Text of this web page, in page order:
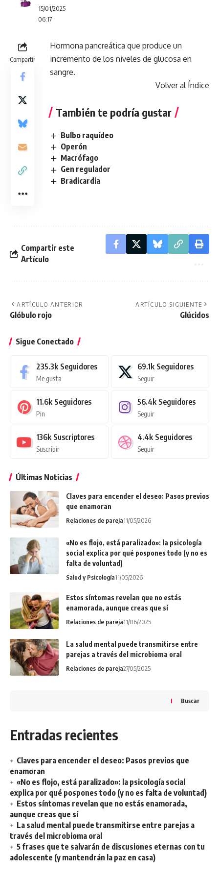
15/01/2025
06:17
Compartir
Hormona pancreática que produce un
incremento de los niveles de glucosa en
sangre.
Volver al Índice
También te podría gustar
Bulbo raquídeo
Operón
Macrófago
Gen regulador
Bradicardia
Compartir este
Artículo
ARTÍCULO ANTERIOR
Glóbulo rojo
ARTÍCULO SIGUIENTE
Glúcidos
Sigue Conectado
235.3k Seguidores
Me gusta
69.1k Seguidores
Seguir
11.6k Seguidores
Pin
56.4k Seguidores
Seguir
136k Suscriptores
Suscribir
4.4k Seguidores
Seguir
Últimas Noticias
Claves para encender el deseo: Pasos previos
que enamoran
Relaciones de pareja11/05/2026
«No es flojo, está paralizado»: la psicología
social explica por qué pospones todo (y no es
falta de voluntad)
Salud y Psicología11/05/2026
Estos síntomas revelan que no estás
enamorada, aunque creas que sí
Relaciones de pareja11/06/2025
La salud mental puede transmitirse entre
parejas a través del microbioma oral
Relaciones de pareja27/05/2025
Buscar
Entradas recientes
Claves para encender el deseo: Pasos previos que
enamoran
«No es flojo, está paralizado»: la psicología social
explica por qué pospones todo (y no es falta de voluntad)
Estos síntomas revelan que no estás enamorada,
aunque creas que sí
La salud mental puede transmitirse entre parejas a
través del microbioma oral
5 frases que te salvarán de discusiones eternas con tu
adolescente (y mantendrán la paz en casa)